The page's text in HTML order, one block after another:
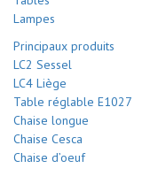
Lampes
Principaux produits
LC2 Sessel
LC4 Liège
Table réglable E1027
Chaise longue
Chaise Cesca
Chaise d’oeuf